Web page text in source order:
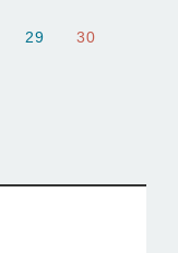
29 30